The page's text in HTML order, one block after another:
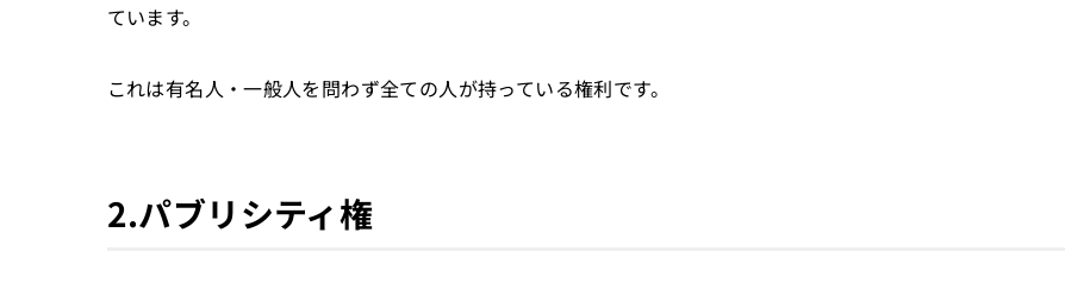
ています。
これは有名人・一般人を問わず全ての人が持っている権利です。
2.パブリシティ権